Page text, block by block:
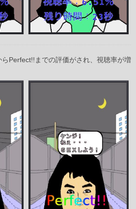
Perfect!!までの評価がされ、視聴率が増